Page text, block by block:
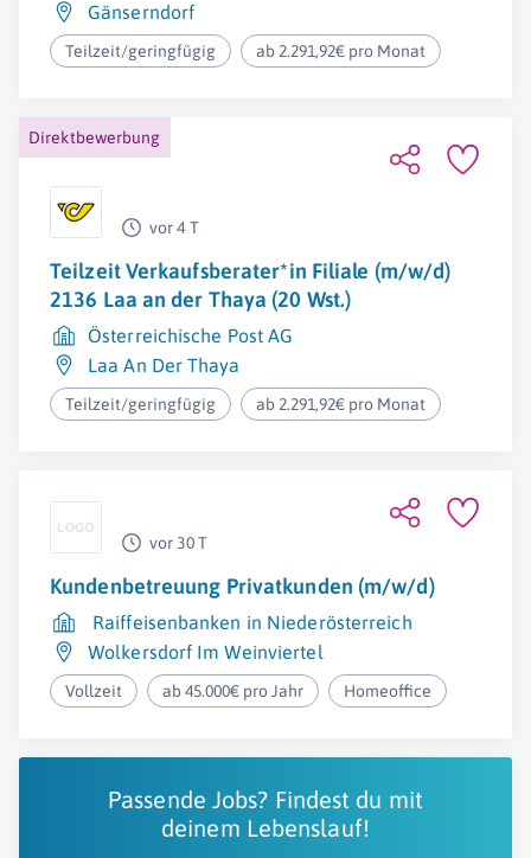
Gänserndorf
Teilzeit/geringfügig ab 2.291,92€ pro Monat
Direktbewerbung
vor 4 T
Teilzeit Verkaufsberater*in Filiale (m/w/d)
2136 Laa an der Thaya (20 Wst.)
Österreichische Post AG
Laa An Der Thaya
Teilzeit/geringfügig ab 2.291,92€ pro Monat
vor 30 T
Kundenbetreuung Privatkunden (m/w/d)
Raiffeisenbanken in Niederösterreich
Wolkersdorf Im Weinviertel
Vollzeit ab 45.000€ pro Jahr Homeoffice
Passende Jobs? Findest du mit
deinem Lebenslauf!